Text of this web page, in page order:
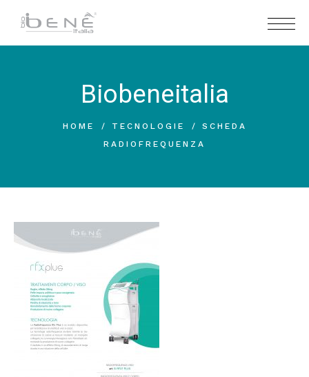
Biobeneitalia
HOME TECNOLOGIE
SCHEDA
RADIOFREQUENZA